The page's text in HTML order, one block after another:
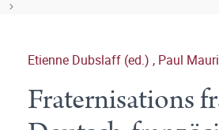
Etienne Dubslaff (ed.) , Paul
Fraternisations